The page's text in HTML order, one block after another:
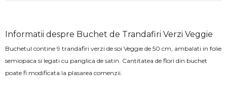
Informatii despre Buchet de Trandafiri Verzi Veggie
Buchetul contine 9 trandafiri verzi de soi Veggie de 50 cm, ambalati in folie
semiopaca si legati cu panglica de satin. Cantitatea de flori din buchet
poate fi modificata la plasarea comenzii.